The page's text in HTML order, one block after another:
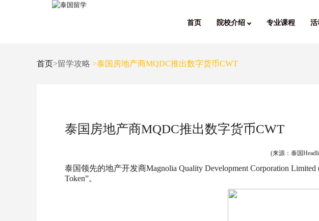
首页 院校介绍 专业课程 活
首页>留学攻略 >泰国房地产商MQDC推出数字货币CWT
泰国房地产商MQDC推出数字货币CWT
(来源：泰国
泰国领先的地产开发商Magnolia Quality Development Corporation
Token”。